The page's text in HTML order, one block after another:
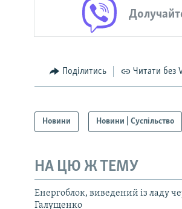
Поділитись Читати без
Новини Новини | Суспільство
НА ЦЮ Ж ТЕМУ
Енергоблок, виведений із ладу
Галущенко